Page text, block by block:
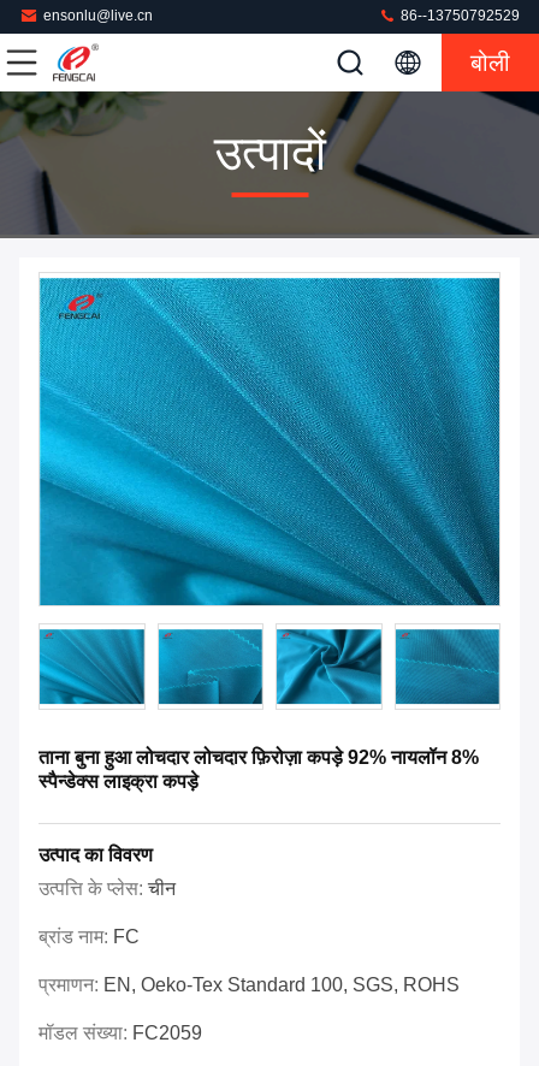
ensonlu@live.cn 86--13750792529
बोली
उत्पादों
ताना बुना हुआ लोचदार लोचदार फ़िरोज़ा कपड़े 92% नायलॉन 8%
स्पैन्डेक्स लाइक्रा कपड़े
उत्पाद का विवरण
उत्पत्ति के प्लेस:चीन
ब्रांड नाम: FC
प्रमाणन: EN, Oeko-Tex Standard 100, SGS, ROHS
मॉडल संख्या: FC2059